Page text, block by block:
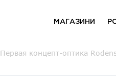
МАГАЗИНИ
Первая концепт-оптика